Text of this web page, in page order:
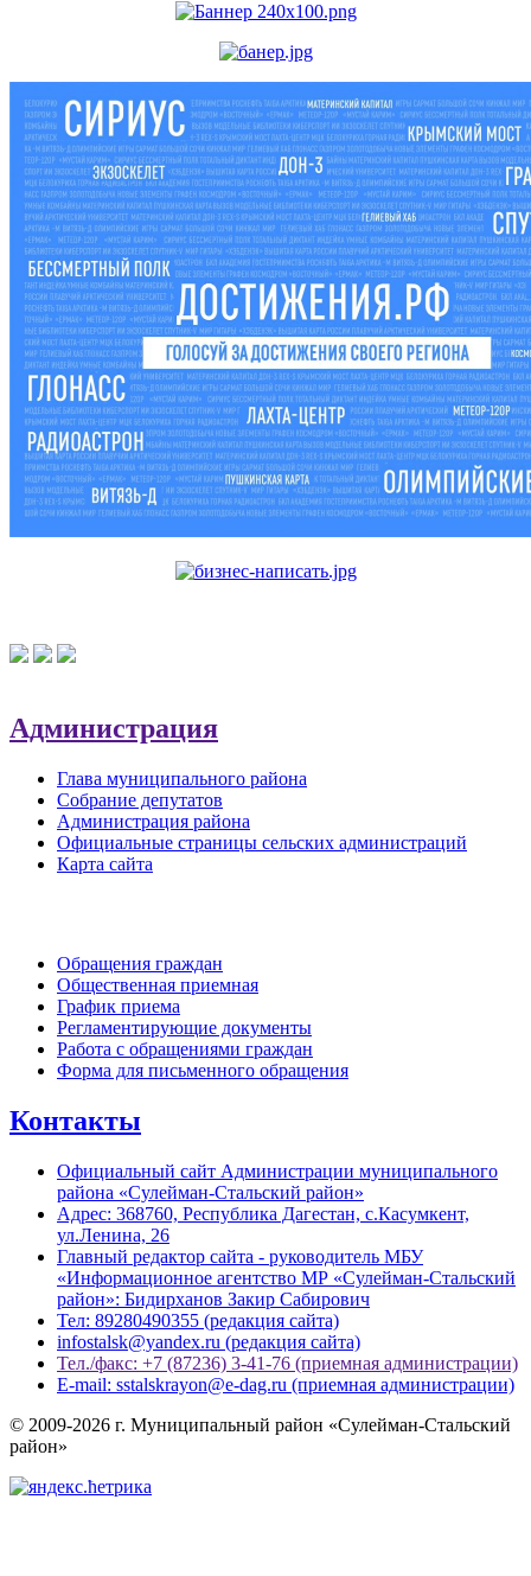
Администрация
Глава муниципального района
Собрание депутатов
Администрация района
Официальные страницы сельских администраций
Карта сайта
Обращения граждан
Общественная приемная
График приема
Регламентирующие документы
Работа с обращениями граждан
Форма для письменного обращения
Контакты
Официальный сайт Администрации муниципального
района «Сулейман-Стальский район»
Адрес: 368760, Республика Дагестан, с.Касумкент,
ул.Ленина, 26
Главный редактор сайта - руководитель МБУ
«Информационное агентство МР «Сулейман-Стальский
район»: Бидирханов Закир Сабирович
Тел: 89280490355 (редакция сайта)
infostalsk@yandex.ru (редакция сайта)
Тел./факс: +7 (87236) 3-41-76 (приемная администрации)
E-mail: sstalskrayon@e-dag.ru (приемная администрации)
© 2009-2026 г. Муниципальный район «Сулейман-Стальский
район»